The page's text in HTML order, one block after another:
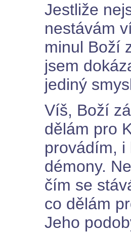
Jestliže
nestávám
minul Boží
jsem
jediný
Víš, Boží
dělám pro
provádím, i
démony.
čím se
co dělám
Jeho